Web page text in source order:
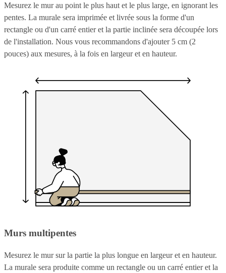
Mesurez le mur au point le plus haut et le plus large, en ignorant les
pentes. La murale sera imprimée et livrée sous la forme d'un
rectangle ou d'un carré entier et la partie inclinée sera découpée lors
de l'installation. Nous vous recommandons d'ajouter 5 cm (2
pouces) aux mesures, à la fois en largeur et en hauteur.
Murs multipentes
Mesurez le mur sur la partie la plus longue en largeur et en hauteur.
La murale sera produite comme un rectangle ou un carré entier et la